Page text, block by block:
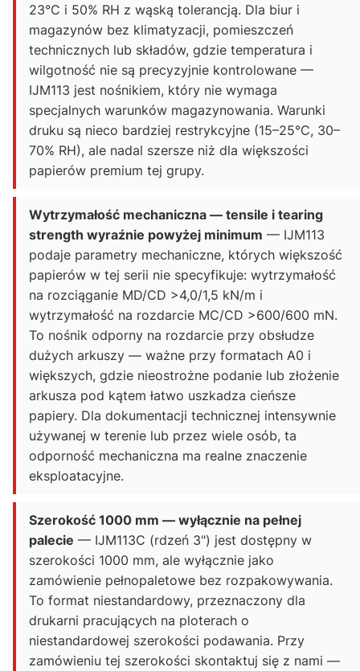
23°C i 50% RH z wąską tolerancją. Dla biur i
magazynów bez klimatyzacji, pomieszczeń
technicznych lub składów, gdzie temperatura i
wilgotność nie są precyzyjnie kontrolowane —
IJM113 jest nośnikiem, który nie wymaga
specjalnych warunków magazynowania. Warunki
druku są nieco bardziej restrykcyjne (15–25°C, 30–
70% RH), ale nadal szersze niż dla większości
papierów premium tej grupy.
Wytrzymałość mechaniczna — tensile i tearing
strength wyraźnie powyżej minimum — IJM113
podaje parametry mechaniczne, których większość
papierów w tej serii nie specyfikuje: wytrzymałość
na rozciąganie MD/CD >4,0/1,5 kN/m i
wytrzymałość na rozdarcie MC/CD >600/600 mN.
To nośnik odporny na rozdarcie przy obsłudze
dużych arkuszy — ważne przy formatach A0 i
większych, gdzie nieostrożne podanie lub złożenie
arkusza pod kątem łatwo uszkadza cieńsze
papiery. Dla dokumentacji technicznej intensywnie
używanej w terenie lub przez wiele osób, ta
odporność mechaniczna ma realne znaczenie
eksploatacyjne.
Szerokość 1000 mm — wyłącznie na pełnej
palecie — IJM113C (rdzeń 3") jest dostępny w
szerokości 1000 mm, ale wyłącznie jako
zamówienie pełnopaletowe bez rozpakowywania.
To format niestandardowy, przeznaczony dla
drukarni pracujących na ploterach o
niestandardowej szerokości podawania. Przy
zamówieniu tej szerokości skontaktuj się z nami —